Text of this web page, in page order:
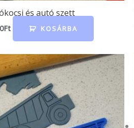
és autó szett
Ft KOSÁRBA